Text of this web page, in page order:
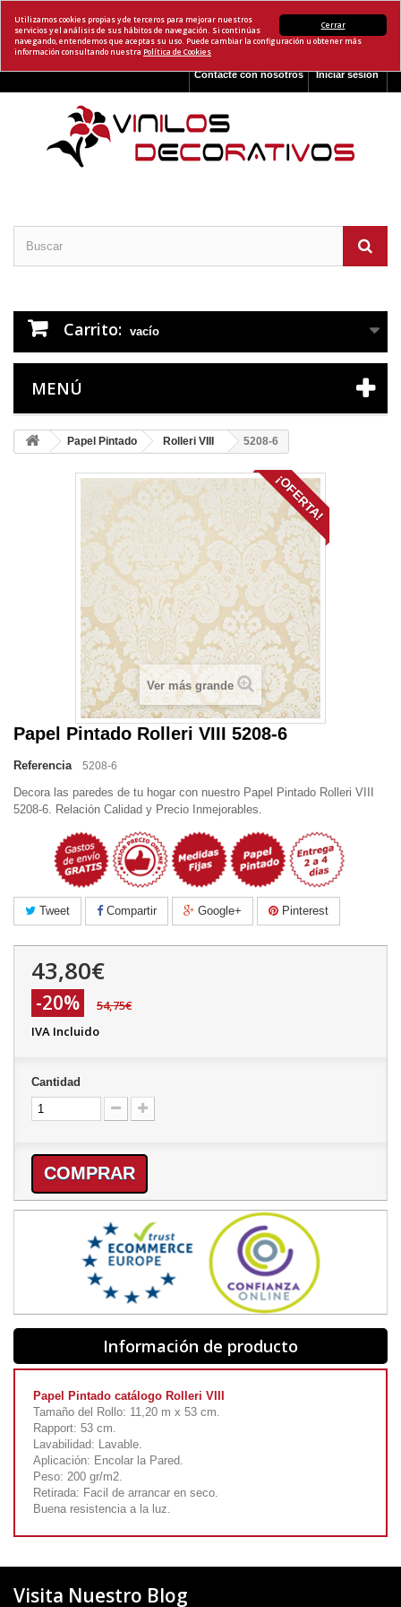
Cerrar
Utilizamos cookies propias y de terceros para mejorar nuestros
servicios y el análisis de sus hábitos de navegación. Si continúas
navegando, entendemos que aceptas su uso. Puede cambiar la configuración u obtener más
información consultando nuestra Política de Cookies
Iniciar sesión
Contacte con nosotros
Carrito: vacío
MENÚ
Papel Pintado Rolleri VIII 5208-6
¡OFERTA!
Ver más grande
Papel Pintado Rolleri VIII 5208-6
Referencia 5208-6
Decora las paredes de tu hogar con nuestro Papel Pintado Rolleri VIII
5208-6. Relación Calidad y Precio Inmejorables.
Tweet Compartir Google+ Pinterest
43,80€
-20%
54,75€
IVA Incluido
Cantidad
COMPRAR
Información de producto
Papel Pintado catálogo Rolleri VIII
Tamaño del Rollo: 11,20 m x 53 cm.
Rapport: 53 cm.
Lavabilidad: Lavable.
Aplicación: Encolar la Pared.
Peso: 200 gr/m2.
Retirada: Facil de arrancar en seco.
Buena resistencia a la luz.
Visita Nuestro Blog